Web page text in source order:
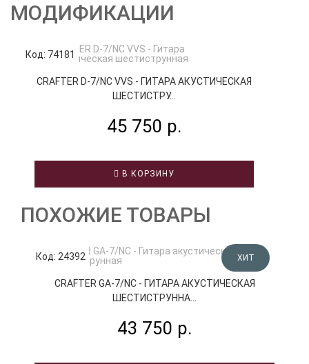
МОДИФИКАЦИИ
Код: 74181
CRAFTER D-7/NC VVS - ГИТАРА АКУСТИЧЕСКАЯ
ШЕСТИСТРУ...
45 750 р.
В КОРЗИНУ
ПОХОЖИЕ ТОВАРЫ
Код: 24392 ХИТ
CRAFTER GA-7/NC - ГИТАРА АКУСТИЧЕСКАЯ
ШЕСТИСТРУННА...
43 750 р.